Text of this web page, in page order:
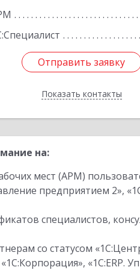
Отправить заявку
Показать контакты
Отправить заявку
Назад
на:
мест (АРМ)
предприятием 2»,
специалистов,
со статусом
«1С:ERP.